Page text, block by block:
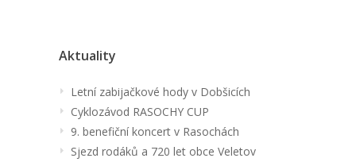
Aktuality
Letní zabijačkové hody v Dobšicích
Cyklozávod RASOCHY CUP
9. benefiční koncert v Rasochách
Sjezd rodáků a 720 let obce Veletov